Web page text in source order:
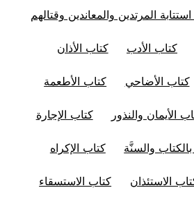
المرتدين والمعاندين وقتالهم
كتاب الأدب كتاب الأذان
كتاب الأضاحي كتاب الأطعمة
الأيمان والنذور كتاب الإجارة
والسنَّة كتاب الإكراه
الاستئذان كتاب الاستسقاء